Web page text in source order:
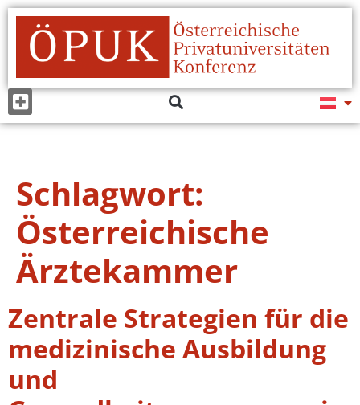
Schlagwort:
Österreichische
Ärztekammer
Zentrale Strategien für die
medizinische Ausbildung
und